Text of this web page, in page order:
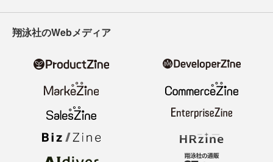
翔泳社のWebメディア